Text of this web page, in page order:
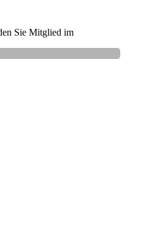
Sie Mitglied im